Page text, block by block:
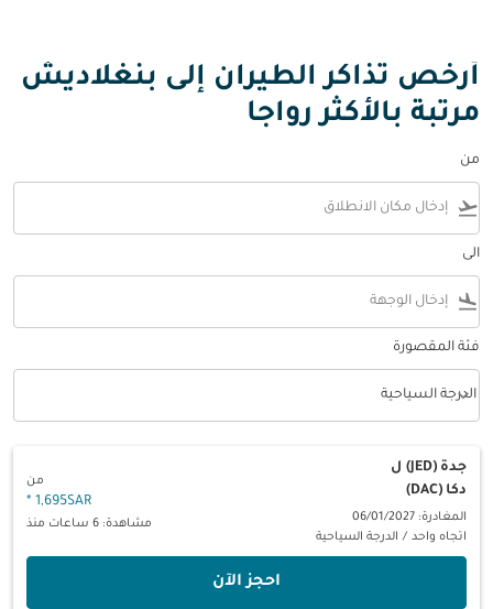
أرخص تذاكر الطيران إلى بنغلاديش
مرتبة بالأكثر رواجا
من
flight_takeoff
الى
flight_land
فئة المقصورة
فئة المقصورة option الدرجة السياحية Selected
الدرجة السياحية
keyboard_arrow_down
جدة (JED)
ل
دكا (DAC)
المغادرة: 06/01/2027
اتجاه واحد / الدرجة السياحية
من
1,695SAR
*
مشاهدة: 6 ساعات منذ
‫احجز الآن‬